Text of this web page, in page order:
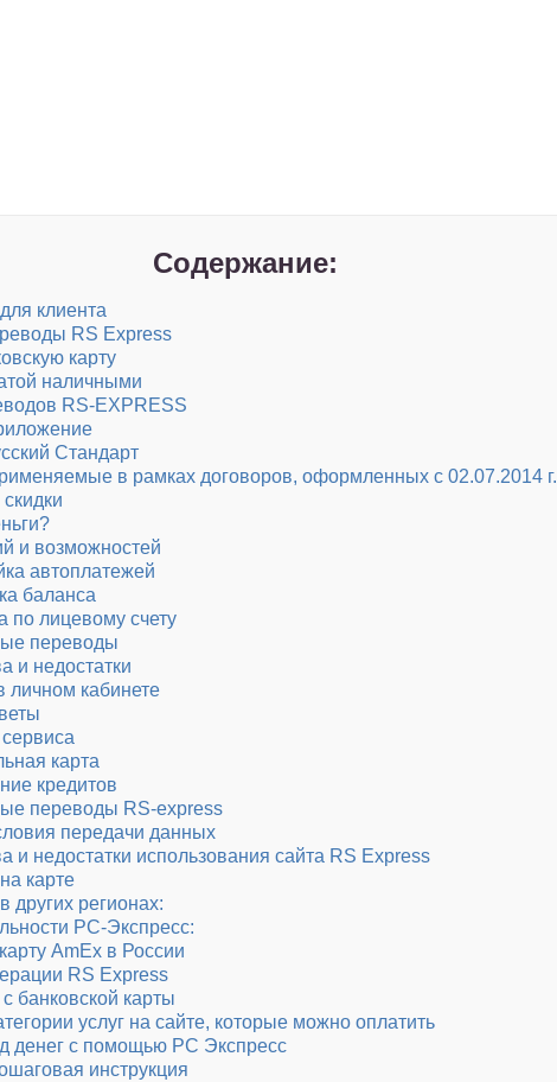
Содержание:
клиента
RS Express
карту
наличными
RS-EXPRESS
Стандарт
в рамках договоров, оформленных с 02.07.2014 г.
и возможностей
автоплатежей
баланса
по лицевому счету
переводы
и недостатки
личном кабинете
карта
кредитов
переводы RS-express
передачи данных
и недостатки использования сайта RS Express
карте
других регионах:
РС-Экспресс:
AmEx в России
RS Express
банковской карты
услуг на сайте, которые можно оплатить
денег с помощью РС Экспресс
инструкция